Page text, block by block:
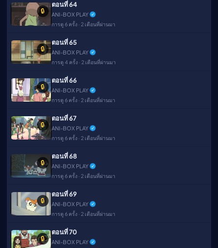
🔒
ตอนที่ 64
ANI-BOX PLAY
การดู 6 ครั้ง · 2 เดือนที่ผ่านมา
🔒
ตอนที่ 65
ANI-BOX PLAY
การดู 4 ครั้ง · 2 เดือนที่ผ่านมา
🔒
ตอนที่ 66
ANI-BOX PLAY
การดู 6 ครั้ง · 2 เดือนที่ผ่านมา
🔒
ตอนที่ 67
ANI-BOX PLAY
การดู 6 ครั้ง · 2 เดือนที่ผ่านมา
🔒
ตอนที่ 68
ANI-BOX PLAY
การดู 6 ครั้ง · 2 เดือนที่ผ่านมา
🔒
ตอนที่ 69
ANI-BOX PLAY
การดู 6 ครั้ง · 2 เดือนที่ผ่านมา
🔒
ตอนที่ 70
ANI-BOX PLAY